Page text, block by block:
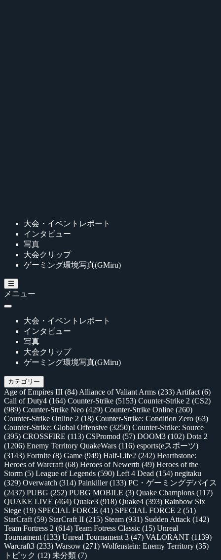
大会・イベントレポート
インタビュー
写真
大会クリップ
ゲーミング環境写真(GMiru)
メニュー
大会・イベントレポート
インタビュー
写真
大会クリップ
ゲーミング環境写真(GMiru)
カテゴリー
Age of Empires III (84) Alliance of Valiant Arms (233) Artifact (6)
Call of Duty4 (164) Counter-Strike (5153) Counter-Strike 2 (CS2)
(989) Counter-Strike Neo (429) Counter-Strike Online (260)
Counter-Strike Online 2 (18) Counter-Strike: Condition Zero (63)
Counter-Strike: Global Offensive (3250) Counter-Strike: Source
(395) CROSSFIRE (113) CSPromod (57) DOOM3 (102) Dota 2
(1206) Enemy Territory QuakeWars (116) esports(eスポーツ)
(3143) Fortnite (8) Game (949) Half-Life2 (242) Hearthstone:
Heroes of Warcraft (68) Heroes of Newerth (49) Heroes of the
Storm (5) League of Legends (590) Left 4 Dead (154) negitaku
(329) Overwatch (314) Painkiller(133) PC・ゲーミングデバイス
(2437) PUBG (252) PUBG MOBILE (3) Quake Champions (117)
QUAKE LIVE (464) Quake3 (918) Quake4 (393) Rainbow Six
Siege (19) SPECIAL FORCE (41) SPECIAL FORCE 2 (51)
StarCraft (59) StarCraft II (215) Steam (931) Sudden Attack (142)
Team Fortress 2 (614) Team Fotress Classic (15) Unreal
Tournament (133) Unreal Tournament 3 (47) VALORANT (1139)
Warcraft3 (233) Warsow (271) Wolfenstein: Enemy Territory (35)
トピック (12) 未分類 (7)